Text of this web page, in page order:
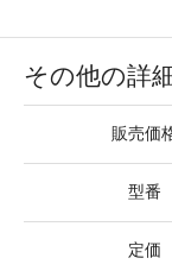
その他の詳
販売価
型番
定価